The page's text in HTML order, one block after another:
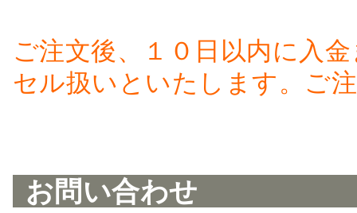
ご注文後、１０日以内に入
セル扱いといたします。ご
お問い合わせ